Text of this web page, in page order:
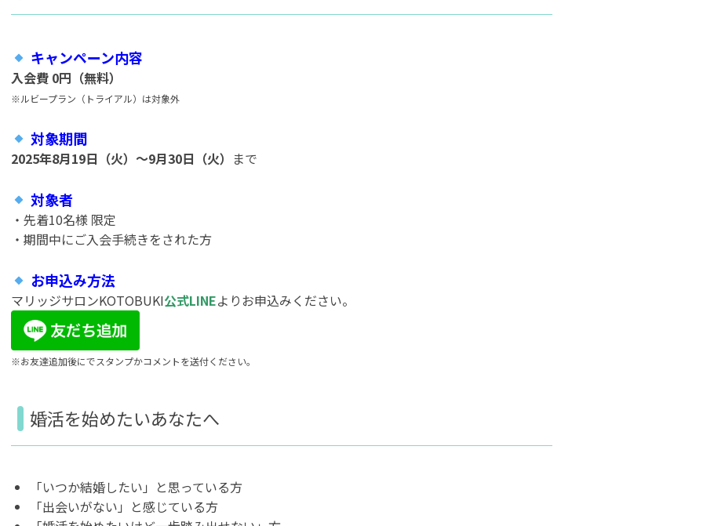
キャンペーン内容
入会費 0円（無料）
※ルビープラン（トライアル）は対象外
対象期間
2025年8月19日（火）～9月30日（火） まで
対象者
・先着10名様 限定
・期間中にご入会手続きをされた方
お申込み方法
マリッジサロンKOTOBUKI公式LINEよりお申込みください。
※お友達追加後にでスタンプかコメントを送付ください。
婚活を始めたいあなたへ
「いつか結婚したい」と思っている方
「出会いがない」と感じている方